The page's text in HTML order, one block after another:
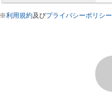
※利用規約及びプライバシーポリシー